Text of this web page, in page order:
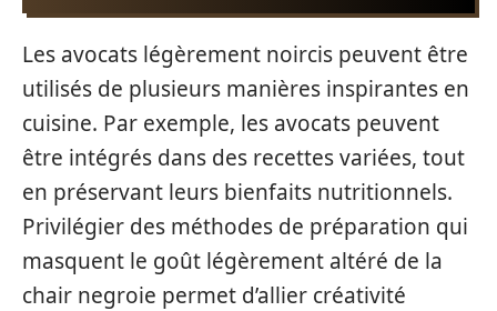
Les avocats légèrement noircis peuvent être
utilisés de plusieurs manières inspirantes en
cuisine. Par exemple, les avocats peuvent
être intégrés dans des recettes variées, tout
en préservant leurs bienfaits nutritionnels.
Privilégier des méthodes de préparation qui
masquent le goût légèrement altéré de la
chair negroie permet d’allier créativité